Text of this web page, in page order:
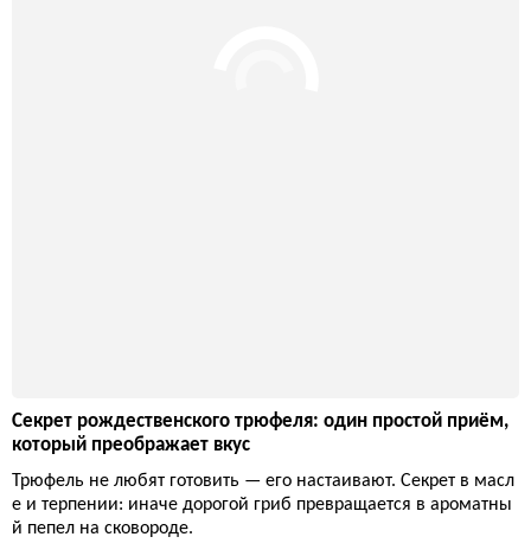
Секрет рождественского трюфеля: один простой приём,
который преображает вкус
Трюфель не любят готовить — его настаивают. Секрет в масл
е и терпении: иначе дорогой гриб превращается в ароматны
й пепел на сковороде.